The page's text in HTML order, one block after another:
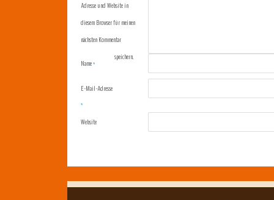
Name*
E-Mail-Adresse
*
Website
Adresse und Website in
diesem Browser für meinen
nächsten Kommentar
speichern.